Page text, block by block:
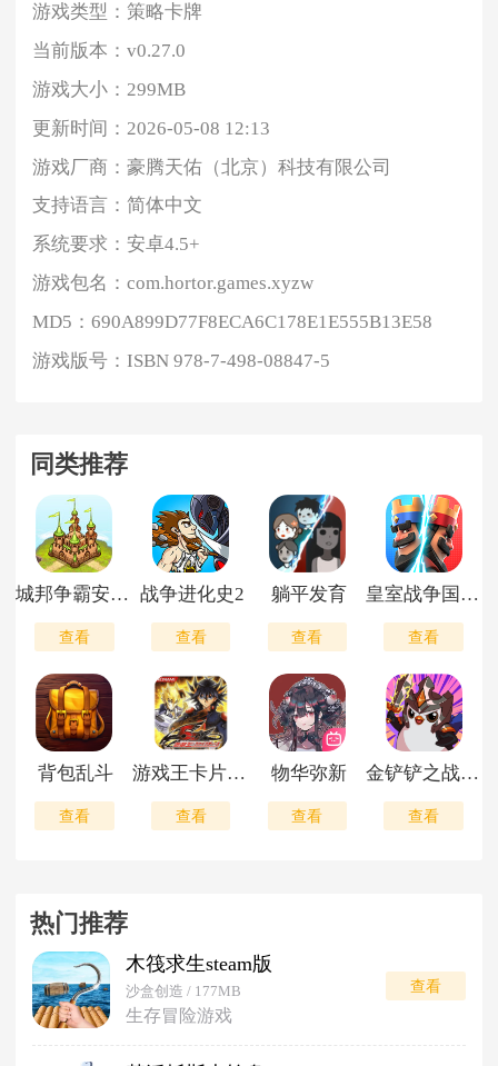
游戏类型：策略卡牌
当前版本：v0.27.0
游戏大小：299MB
更新时间： 2026-05-08 12:13
游戏厂商：豪腾天佑（北京）科技有限公司
支持语言：简体中文
系统要求：安卓4.5+
游戏包名：com.hortor.games.xyzw
MD5：690A899D77F8ECA6C178E1E555B13E58
游戏版号： ISBN 978-7-498-08847-5
同类推荐
城邦争霸安卓版
查看
战争进化史2
查看
躺平发育
查看
皇室战争国际版
查看
背包乱斗
查看
游戏王卡片力量6手游
查看
物华弥新
查看
金铲铲之战国际服
查看
热门推荐
木筏求生steam版
沙盒创造 / 177MB
生存冒险游戏
查看